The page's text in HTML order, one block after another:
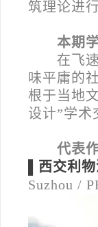
筑理论进
本期
在飞
味平庸的
根于当地
设计”学术
代表
▌西交利
Suzhou /